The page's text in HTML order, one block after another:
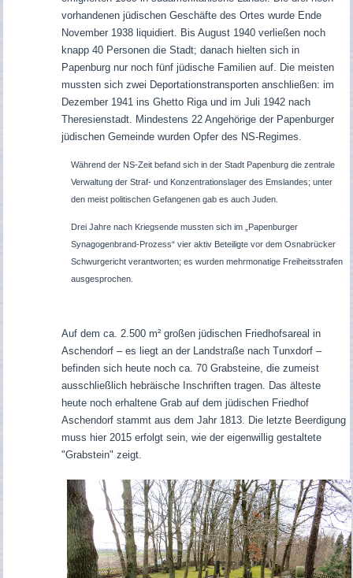
vorhandenen jüdischen Geschäfte des Ortes wurde Ende
November 1938 liquidiert. Bis August 1940 verließen noch
knapp 40 Personen die Stadt; danach hielten sich in
Papenburg nur noch fünf jüdische Familien auf. Die meisten
mussten sich zwei Deportationstransporten anschließen: im
Dezember 1941 ins Ghetto Riga und im Juli 1942 nach
Theresienstadt. Mindestens 22 Angehörige der Papenburger
jüdischen Gemeinde wurden Opfer des NS-Regimes.
Während der NS-Zeit befand sich in der Stadt Papenburg die zentrale
Verwaltung der Straf- und Konzentrationslager des Emslandes; unter
den meist politischen Gefangenen gab es auch Juden.
Drei Jahre nach Kriegsende mussten sich im „Papenburger
Synagogenbrand-Prozess“ vier aktiv Beteiligte vor dem Osnabrücker
Schwurgericht verantworten; es wurden mehrmonatige Freiheitsstrafen
ausgesprochen.
Auf dem ca. 2.500 m² großen jüdischen Friedhofsareal in
Aschendorf – es liegt an der Landstraße nach Tunxdorf –
befinden sich heute noch ca. 70 Grabsteine, die zumeist
ausschließlich hebräische Inschriften tragen. Das älteste
heute noch erhaltene Grab auf dem jüdischen Friedhof
Aschendorf stammt aus dem Jahr 1813. Die letzte Beerdigung
muss hier 2015 erfolgt sein, wie der eigenwillig gestaltete
"Grabstein" zeigt.